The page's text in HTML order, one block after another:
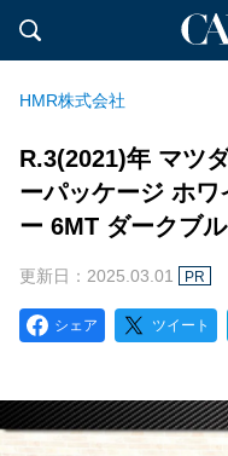
HMR株式会社
R.3(2021)年 マツ
ーパッケージ ホ
ー 6MT ダークブ
更新日：2025.03.01 PR
シェア ツイート